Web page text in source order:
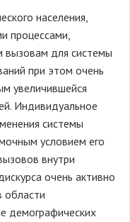
населения,
процессами,
вызовам для системы
при этом очень
увеличившейся
Индивидуальное
системы
условием его
внутри
очень активно
области
демографических